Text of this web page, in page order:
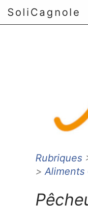
SoliCagnole
Aller au menu
Aller au contenu
Aller à la
Rubriques
> Aliments